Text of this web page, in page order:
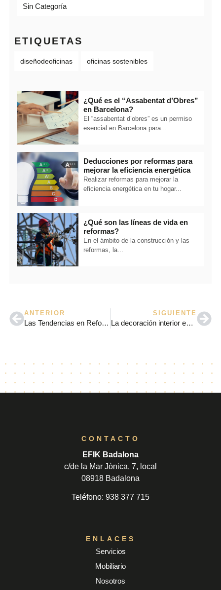
Sin Categoría
ETIQUETAS
diseñodeoficinas oficinas sostenibles
¿Qué es el “Assabentat d’Obres”
en Barcelona?
El “assabentat d’obres” es un permiso
esencial en Barcelona para...
Deducciones por reformas para
mejorar la eficiencia energética
Realizar reformas para mejorar la
eficiencia energética en tu hogar...
¿Qué son las líneas de vida en
reformas?
En el ámbito de la construcción y las
reformas, la...
ANTERIOR
Las Tendencias en Reformas Integrales en Barcelona para 2024
SIGUIENTE
La decoración interior en la reforma de un local comercial
CONTACTO
EFIK Badalona
c/de la Mar Jònica, 7, local
08918 Badalona
Teléfono: 938 377 715
ENLACES
Servicios
Mobiliario
Nosotros